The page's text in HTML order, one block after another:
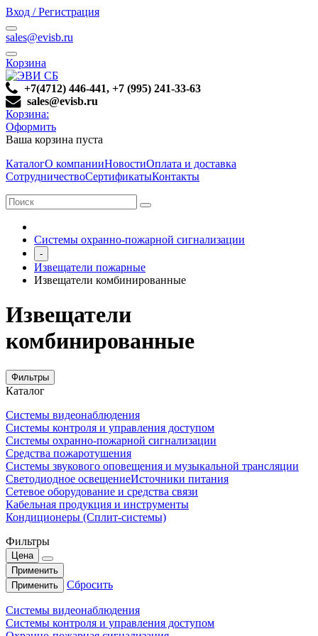
Вход / Регистрация
sales@evisb.ru
Корзина
+7(4712) 446-441, +7 (995) 241-33-63
sales@evisb.ru
Корзина:
Оформить
Ваша корзина пуста
КаталогО компанииНовостиОплата и доставка
СотрудничествоСертификатыКонтакты
Системы охранно-пожарной сигнализации
-
Извещатели пожарные
Извещатели комбинированные
Извещатели
комбинированные
Фильтры
Каталог
Системы видеонаблюдения
Системы контроля и управления доступом
Системы охранно-пожарной сигнализации
Средства пожаротушения
Системы звукового оповещения и музыкальной трансляции
Светодиодное освещениеИсточники питания
Сетевое оборудование и средства связи
Кабельная продукция и инструменты
Кондиционеры (Сплит-системы)
Фильтры
Цена
Применить
Применить
Сбросить
Системы видеонаблюдения
Системы контроля и управления доступом